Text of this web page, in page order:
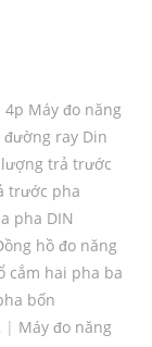
4p Máy đo năng
đường ray Din
trả trước
trước pha
pha DIN
hồ đo năng
cắm hai pha ba
bốn
| Máy đo năng